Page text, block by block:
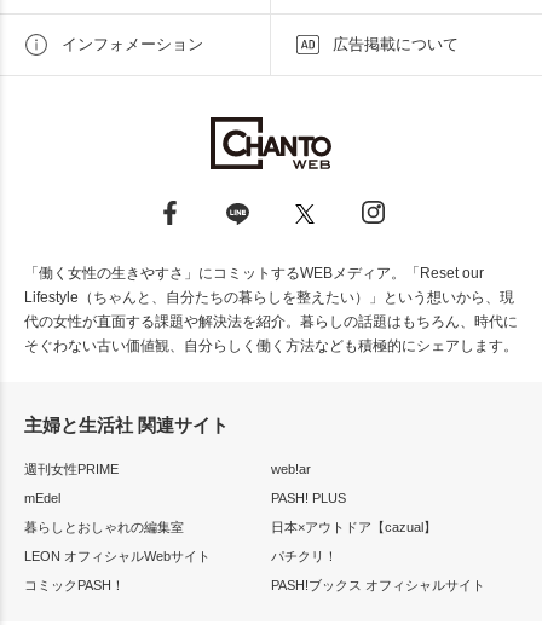
インフォメーション 広告掲載について
「働く女性の生きやすさ」にコミットするWEBメディア。「Reset our
Lifestyle（ちゃんと、自分たちの暮らしを整えたい）」という想いから、現
代の女性が直面する課題や解決法を紹介。暮らしの話題はもちろん、時代に
そぐわない古い価値観、自分らしく働く方法なども積極的にシェアします。
主婦と生活社 関連サイト
週刊女性PRIME
web!ar
mEdel
PASH! PLUS
暮らしとおしゃれの編集室
日本×アウトドア【cazual】
LEON オフィシャルWebサイト
パチクリ！
コミックPASH！
PASH!ブックス オフィシャルサイト